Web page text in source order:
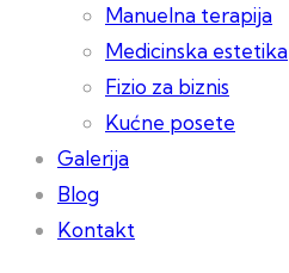
Manuelna terapija
Medicinska estetika
Fizio za biznis
Kućne posete
Galerija
Blog
Kontakt